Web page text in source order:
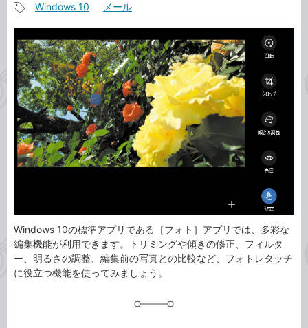
事
カ
テ
ゴ
リ
タ
グ
Windows 10 メール
Windows 10の標準アプリである［フォト］アプリでは、多彩な
編集機能が利用できます。トリミングや傾きの修正、フィルタ
ー、明るさの調整、編集前の写真との比較など、フォトレタッチ
に役立つ機能を使ってみましょう。